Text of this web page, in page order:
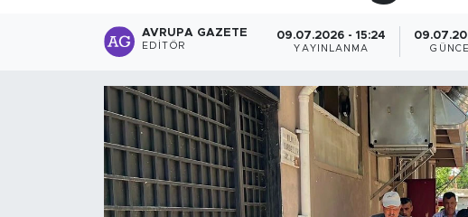
AVRUPA GAZETE
EDITÖR
09.07.2026 - 15:24
YAYINLANMA